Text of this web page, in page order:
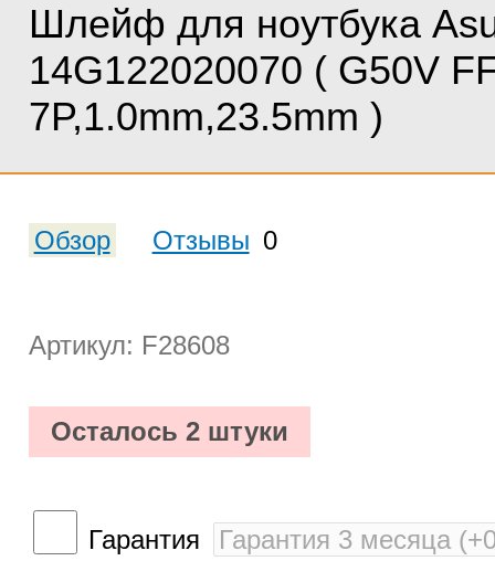
Шлейф для ноутбука
14G122020070 ( G50V
7P,1.0mm,23.5mm )
Обзор Отзывы 0
Артикул: F28608
Осталось 2 штуки
Гарантия